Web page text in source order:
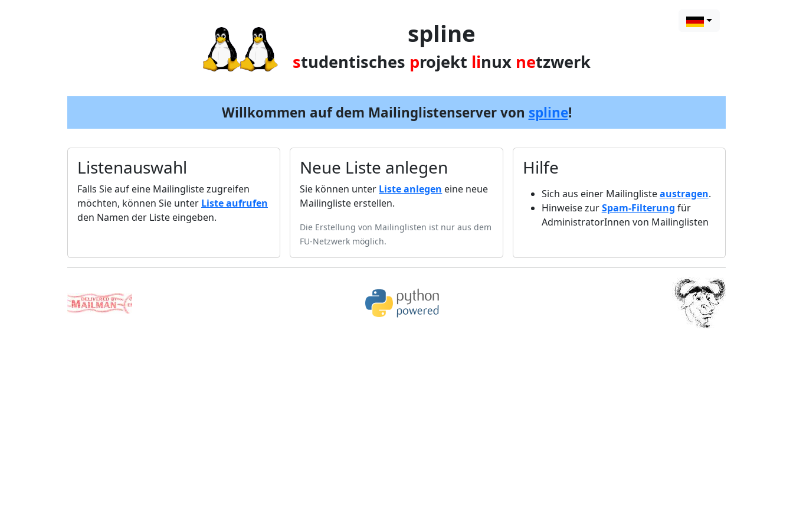
spline
studentisches projekt linux netzwerk
Willkommen auf dem Mailinglistenserver von spline!
Listenauswahl
Falls Sie auf eine Mailingliste zugreifen
möchten, können Sie unter Liste aufrufen
den Namen der Liste eingeben.
Neue Liste anlegen
Sie können unter Liste anlegen eine neue
Mailingliste erstellen.
Die Erstellung von Mailinglisten ist nur aus dem
FU-Netzwerk möglich.
Hilfe
Sich aus einer Mailinglisteaustragen.
Hinweise zurSpam-Filterung für
AdministratorInnen von Mailinglisten